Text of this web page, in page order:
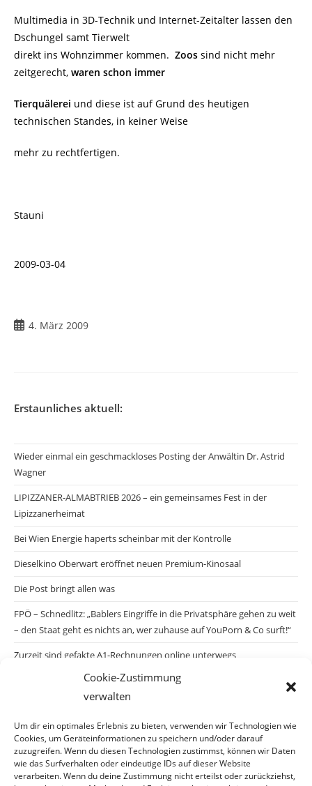
Cookie-Zustimmung
verwalten
Um dir ein optimales Erlebnis zu bieten, verwenden wir Technologien wie
Cookies, um Geräteinformationen zu speichern und/oder darauf
zuzugreifen. Wenn du diesen Technologien zustimmst, können wir Daten
wie das Surfverhalten oder eindeutige IDs auf dieser Website
verarbeiten. Wenn du deine Zustimmung nicht erteilst oder zurückziehst,
Multimedia in 3D-Technik und Internet-Zeitalter lassen den
Dschungel samt Tierwelt
direkt ins Wohnzimmer kommen. Zoos sind nicht mehr
zeitgerecht, waren schon immer
Tierquälerei und diese ist auf Grund des heutigen
technischen Standes, in keiner Weise
mehr zu rechtfertigen.
Stauni
2009-03-04
Beitrag
4. März 2009
Erstaunliches aktuell:
Wieder einmal ein geschmackloses Posting der Anwältin Dr. Astrid
Wagner
LIPIZZANER-ALMABTRIEB 2026 – ein gemeinsames Fest in der
Lipizzanerheimat
Bei Wien Energie haperts scheinbar mit der Kontrolle
Dieselkino Oberwart eröffnet neuen Premium-Kinosaal
Die Post bringt allen was
FPÖ – Schnedlitz: „Bablers Eingriffe in die Privatsphäre gehen zu weit
– den Staat geht es nichts an, wer zuhause auf YouPorn & Co surft!“
Zurzeit sind gefakte A1-Rechnungen online unterwegs
Salzburgs Juden und ihre Sicherheit: „Erst nach einem Anschlag wäre
die Gefahr endlich konkret!“
Biologisches Wunder in Ceuta
Ein vermeintliches Abschiebemärchen